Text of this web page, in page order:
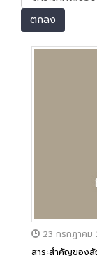
ตกลง
23 กรกฎาคม
สาระสำคัญของ